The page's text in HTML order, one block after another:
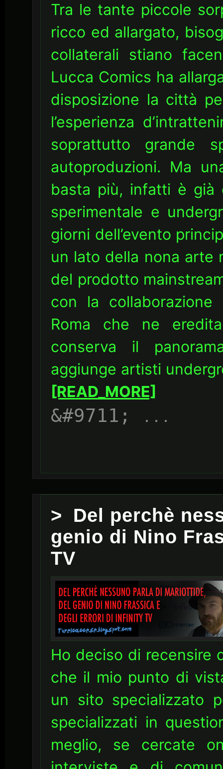
Tra le tante piccole
ricco ed allargato,
collaterali stiano
Lucca Comics ha
disposizione la città
l’esperienza
soprattutto grande
autoproduzioni. Ma
basta più, infatti è già
sperimentale e
giorni dell’evento
un lato della nona arte
del prodotto
con la
Roma che ne
conserva il
aggiunge artisti
[READ_MORE]
...
Del perchè
genio di Nino
TV
Ho deciso di recensire
che il mio punto di
un sito specializzato
specializzati in
meglio, se cercate